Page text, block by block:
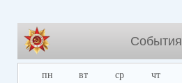
События
пн вт ср чт